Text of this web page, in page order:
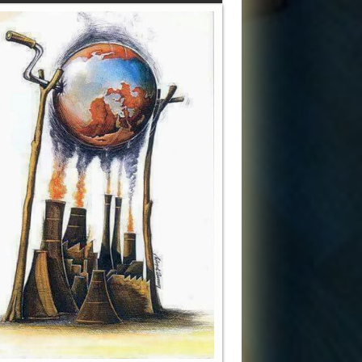
identificados, presencias inquietantes, mitos…